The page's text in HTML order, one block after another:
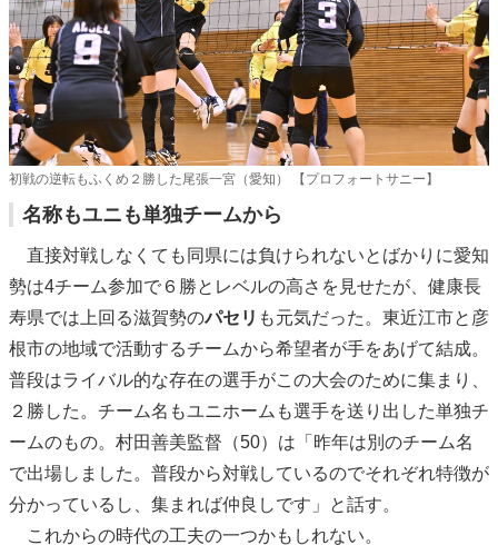
初戦の逆転もふくめ２勝した尾張一宮（愛知） 【プロフォートサニー】
名称もユニも単独チームから
直接対戦しなくても同県には負けられないとばかりに愛知
勢は4チーム参加で６勝とレベルの高さを見せたが、健康長
寿県では上回る滋賀勢のパセリ も元気だった。東近江市と彦
根市の地域で活動するチームから希望者が手をあげて結成。
普段はライバル的な存在の選手がこの大会のために集まり、
２勝した。チーム名もユニホームも選手を送り出した単独チ
ームのもの。村田善美監督（50）は「昨年は別のチーム名
で出場しました。普段から対戦しているのでそれぞれ特徴が
分かっているし、集まれば仲良しです」と話す。
これからの時代の工夫の一つかもしれない。